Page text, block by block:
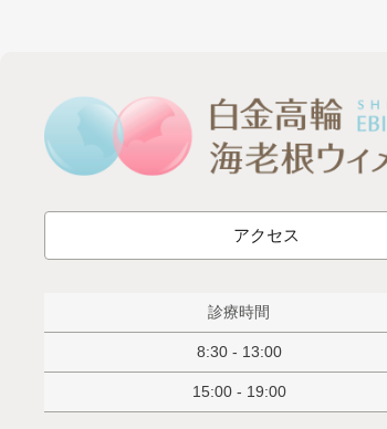
アクセス
診療時間
8:30 - 13:00
15:00 - 19:00